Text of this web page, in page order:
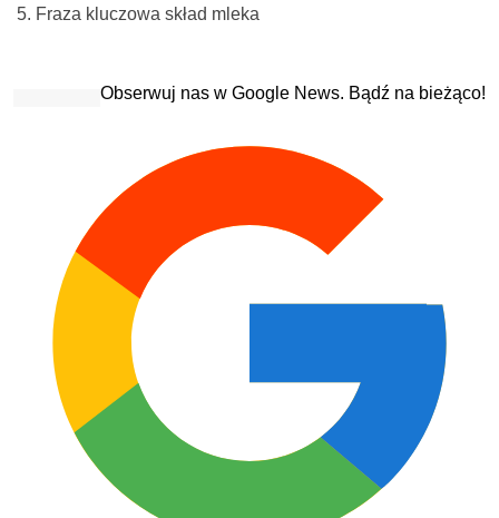
5. Fraza kluczowa skład mleka
Obserwuj nas w Google News. Bądź na bieżąco!